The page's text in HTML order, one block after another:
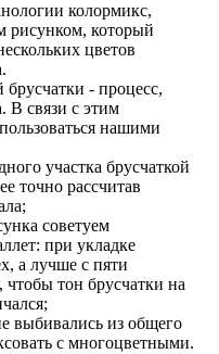
колормикс,
рисунком, который
цветов
брусчатки - процесс,
В связи с этим
нашими
участка брусчаткой
точно рассчитав
советуем
при укладке
а лучше с пяти
тон брусчатки на
выбивались из общего
с многоцветными.